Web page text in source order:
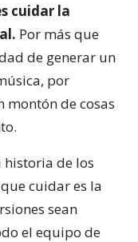
cuidar la
Por más que
de generar un
por
montón de cosas
historia de los
cuidar es la
sean
el equipo de